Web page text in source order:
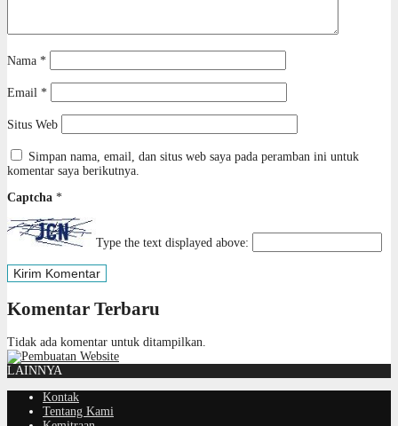
Nama *
Email *
Situs Web
Simpan nama, email, dan situs web saya pada peramban ini untuk
komentar saya berikutnya.
Captcha *
Type the text displayed above:
Komentar Terbaru
Tidak ada komentar untuk ditampilkan.
LAINNYA
Kontak
Tentang Kami